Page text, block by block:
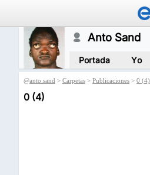
Anto Sand
Portada Yo
@anto.sand > Carpetas > Publicaciones > 0 (4)
0 (4)